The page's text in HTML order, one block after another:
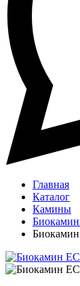
Главная
Каталог
Камины